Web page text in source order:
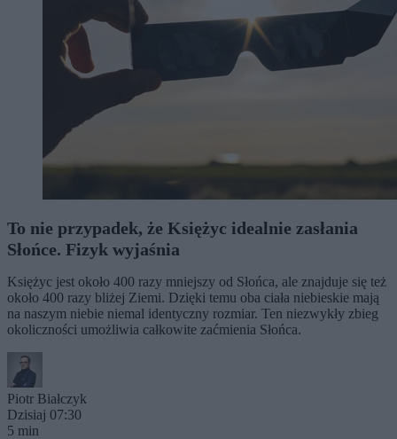
To nie przypadek, że Księżyc idealnie zasłania
Słońce. Fizyk wyjaśnia
Księżyc jest około 400 razy mniejszy od Słońca, ale znajduje się też
około 400 razy bliżej Ziemi. Dzięki temu oba ciała niebieskie mają
na naszym niebie niemal identyczny rozmiar. Ten niezwykły zbieg
okoliczności umożliwia całkowite zaćmienia Słońca.
Piotr Białczyk
Dzisiaj 07:30
5 min